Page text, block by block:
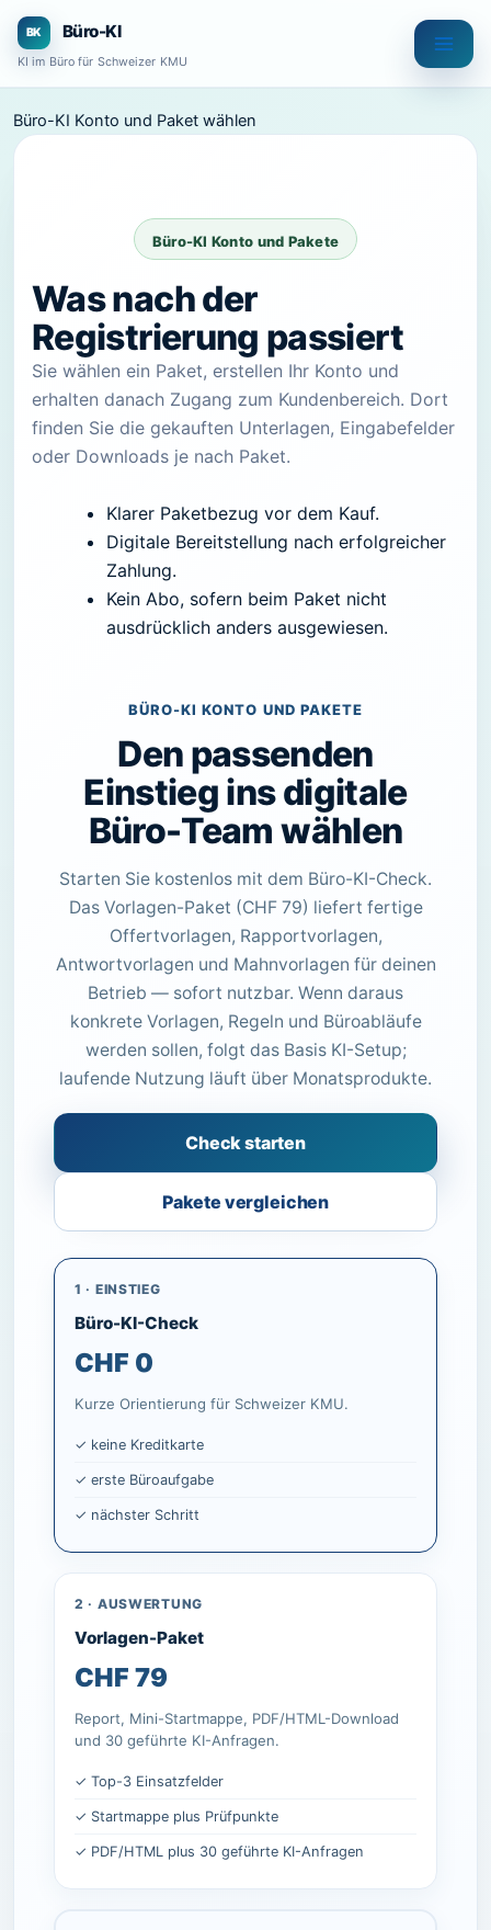
Zum
Inhalt
springen
Büro-KI
KI im Büro für Schweizer KMU
Büro-KI Konto und Paket wählen
Büro-KI Konto und Pakete
Was nach der
Registrierung passiert
Sie wählen ein Paket, erstellen Ihr Konto und
erhalten danach Zugang zum Kundenbereich. Dort
finden Sie die gekauften Unterlagen, Eingabefelder
oder Downloads je nach Paket.
Klarer Paketbezug vor dem Kauf.
Digitale Bereitstellung nach erfolgreicher
Zahlung.
Kein Abo, sofern beim Paket nicht
ausdrücklich anders ausgewiesen.
BÜRO-KI KONTO UND PAKETE
Den passenden
Einstieg ins digitale
Büro-Team wählen
Starten Sie kostenlos mit dem Büro-KI-Check.
Das Vorlagen-Paket (CHF 79) liefert fertige
Offertvorlagen, Rapportvorlagen,
Antwortvorlagen und Mahnvorlagen für deinen
Betrieb — sofort nutzbar. Wenn daraus
konkrete Vorlagen, Regeln und Büroabläufe
werden sollen, folgt das Basis KI-Setup;
laufende Nutzung läuft über Monatsprodukte.
Check starten
Pakete vergleichen
1 · EINSTIEG
Büro-KI-Check
CHF 0
Kurze Orientierung für Schweizer KMU.
✓ keine Kreditkarte
✓ erste Büroaufgabe
✓ nächster Schritt
2 · AUSWERTUNG
Vorlagen-Paket
CHF 79
Report, Mini-Startmappe, PDF/HTML-Download
und 30 geführte KI-Anfragen.
✓ Top-3 Einsatzfelder
✓ Startmappe plus Prüfpunkte
✓ PDF/HTML plus 30 geführte KI-Anfragen